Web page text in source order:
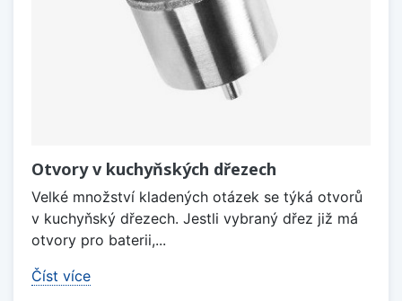
Otvory v kuchyňských dřezech
Velké množství kladených otázek se týká otvorů
v kuchyňský dřezech. Jestli vybraný dřez již má
otvory pro baterii,...
Číst více